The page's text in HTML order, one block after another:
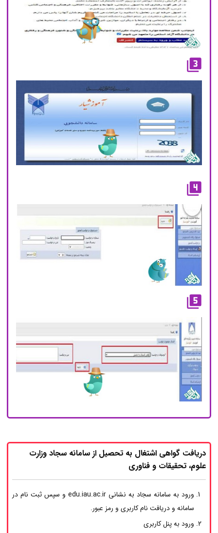
دریافت گواهی اشتغال به تحصیل از سامانه سجاد وزارت
علوم، تحقیقات و فناوری
ورود به سامانه سجاد به نشانی edu.iau.ac.ir و سپس ثبت نام در
سامانه و دریافت نام کاربری و رمز عبور.
ورود به پنل کاربری